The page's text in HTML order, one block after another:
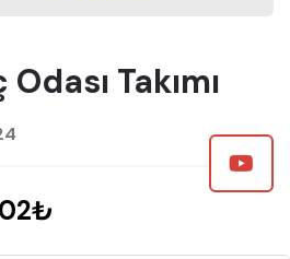
Takımı